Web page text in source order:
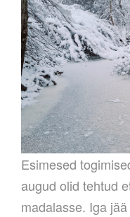
Esimesed
augud olid tehtud
madalasse. Iga